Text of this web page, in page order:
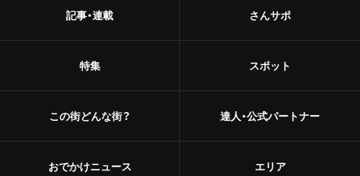
記事・連載
特集
この街どんな街？
おでかけニュース
さんサポ
スポット
達人・公式パートナー
エリア